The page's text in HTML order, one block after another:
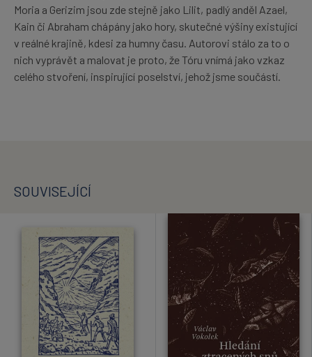
Moria a Gerizim jsou zde stejně jako Lilit, padlý anděl Azael,
Kain či Abraham chápány jako hory, skutečné výšiny existující
v reálné krajině, kdesi za humny času. Autorovi stálo za to o
nich vyprávět a malovat je proto, že Tóru vnímá jako vzkaz
celého stvoření, inspirující poselství, jehož jsme součástí.
SOUVISEJÍCÍ